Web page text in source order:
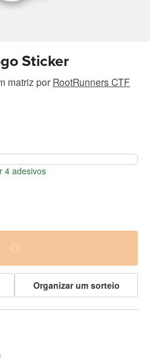
Sticker
matriz por RootRunners CTF
4 adesivos
Organizar um sorteio